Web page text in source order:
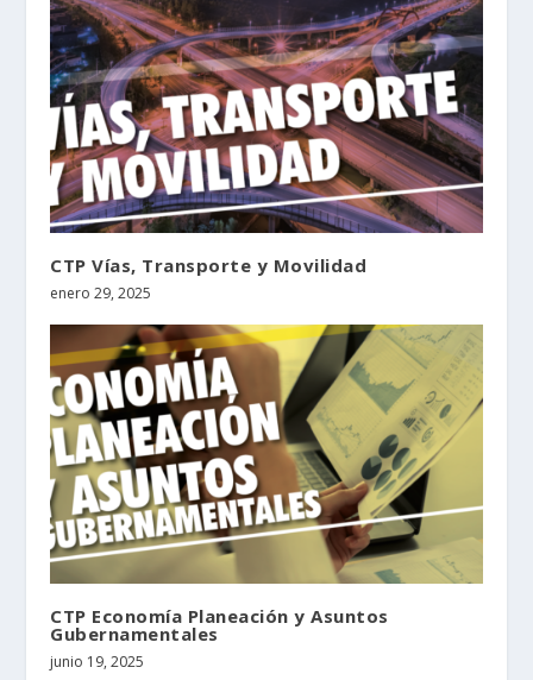
CTP Vías, Transporte y Movilidad
enero 29, 2025
CTP Economía Planeación y Asuntos
Gubernamentales
junio 19, 2025